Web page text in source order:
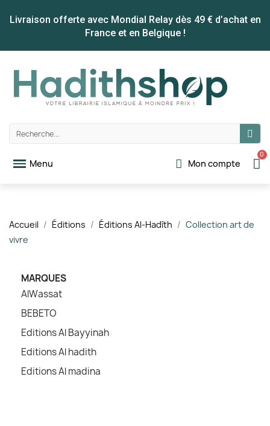
Livraison offerte avec Mondial Relay dès 49 € d’achat en
France et en Belgique !
Mon compte
Accueil Éditions Éditions Al-Hadîth
Collection art de
vivre
MARQUES
AlWassat
BEBETO
Editions Al Bayyinah
Editions Al hadith
Editions Al madina